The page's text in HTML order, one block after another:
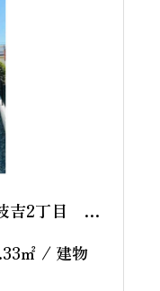
吉2丁目 新
㎡ / 建物